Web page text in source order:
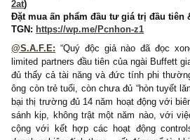
Trích đoạn trong ấn phẩm kỳ 48 –
tiên gửi NĐT của ngài Buffett – kỳ 2,
( https://wp.me/pcnhon-1Uc)
Mời quý độc giả xem lại ấn phẩm
1990s – duy nhất tại TGN, T5/2022
2at)
Đặt mua ấn phẩm đầu tư giá trị đầu
TGN: https://wp.me/Pcnhon-z1
@S.A.F.E:“Quý độc giả nào đã